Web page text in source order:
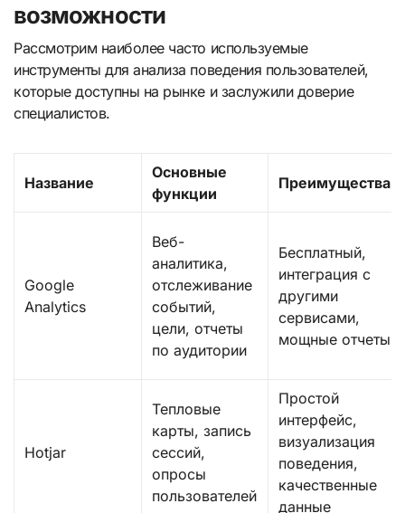
возможности
Рассмотрим наиболее часто используемые
инструменты для анализа поведения пользователей,
которые доступны на рынке и заслужили доверие
специалистов.
Название
Основные
функции
Преимущества
Google
Analytics
Веб-
аналитика,
отслеживание
событий,
цели, отчеты
по аудитории
Бесплатный,
интеграция с
другими
сервисами,
мощные отчеты
Hotjar
Тепловые
карты, запись
сессий,
опросы
пользователей
Простой
интерфейс,
визуализация
поведения,
качественные
данные